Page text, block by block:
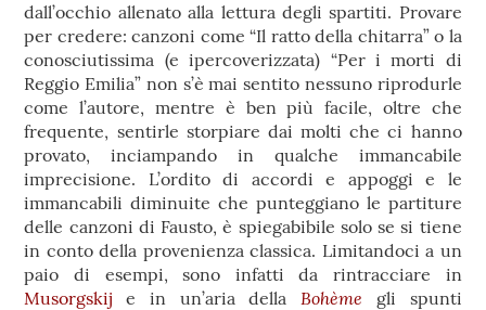
dall’occhio allenato alla lettura degli spartiti. Provare
per credere: canzoni come “Il ratto della chitarra” o la
conosciutissima (e ipercoverizzata) “Per i morti di
Reggio Emilia” non s’è mai sentito nessuno riprodurle
come l’autore, mentre è ben più facile, oltre che
frequente, sentirle storpiare dai molti che ci hanno
provato, inciampando in qualche immancabile
imprecisione. L’ordito di accordi e appoggi e le
immancabili diminuite che punteggiano le partiture
delle canzoni di Fausto, è spiegabibile solo se si tiene
in conto della provenienza classica. Limitandoci a un
paio di esempi, sono infatti da rintracciare in
Musorgskij e in un’aria dellaBohème gli spunti